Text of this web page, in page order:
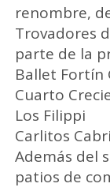
renombre,
Trovadores
parte de la
Ballet Fortín
Cuarto
Los Filippi
Carlitos
Además del
patios de